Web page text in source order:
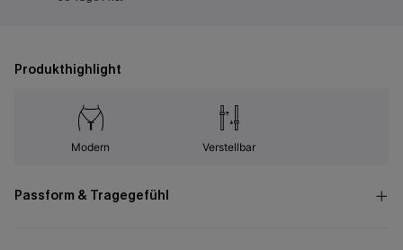
Produkthighlight
Modern Verstellbar
Passform & Tragegefühl